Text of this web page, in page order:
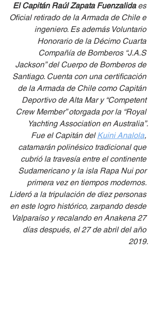
El Capitán Raúl Zapata Fuenzalida es
Oficial retirado de la Armada de Chile e
ingeniero. Es además Voluntario
Honorario de la Décimo Cuarta
Compañía de Bomberos “J.A.S
Jackson” del Cuerpo de Bomberos de
Santiago. Cuenta con una certificación
de la Armada de Chile como Capitán
Deportivo de Alta Mar y “Competent
Crew Member” otorgada por la “Royal
Yachting Association en Australia”.
Fue el Capitán del Kuini Analola,
catamarán polinésico tradicional que
cubrió la travesía entre el continente
Sudamericano y la isla Rapa Nui por
primera vez en tiempos modernos.
Lideró a la tripulación de diez personas
en este logro histórico, zarpando desde
Valparaíso y recalando en Anakena 27
días después, el 27 de abril del año
2019.